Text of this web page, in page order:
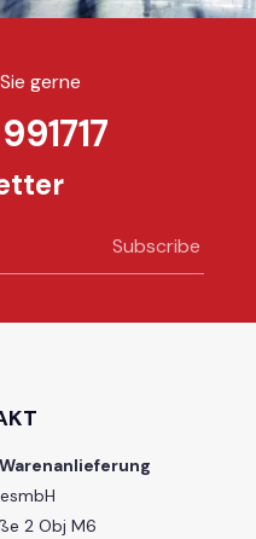
gerne
Subscribe
2 Obj M6